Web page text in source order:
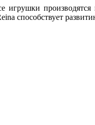
игрушки
способствует